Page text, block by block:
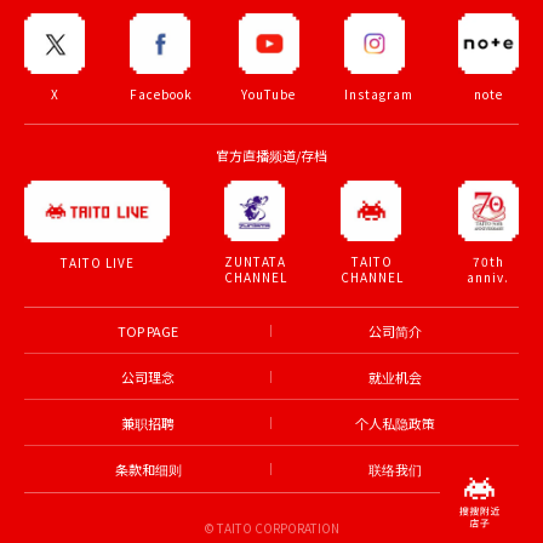
X Facebook YouTube Instagram note
官方直播频道/存档
TAITO LIVE
ZUNTATA
CHANNEL
TAITO
CHANNEL
70th
anniv.
TOP PAGE 公司简介
公司理念 就业机会
兼职招聘 个人私隐政策
条款和细则 联络我们
© TAITO CORPORATION